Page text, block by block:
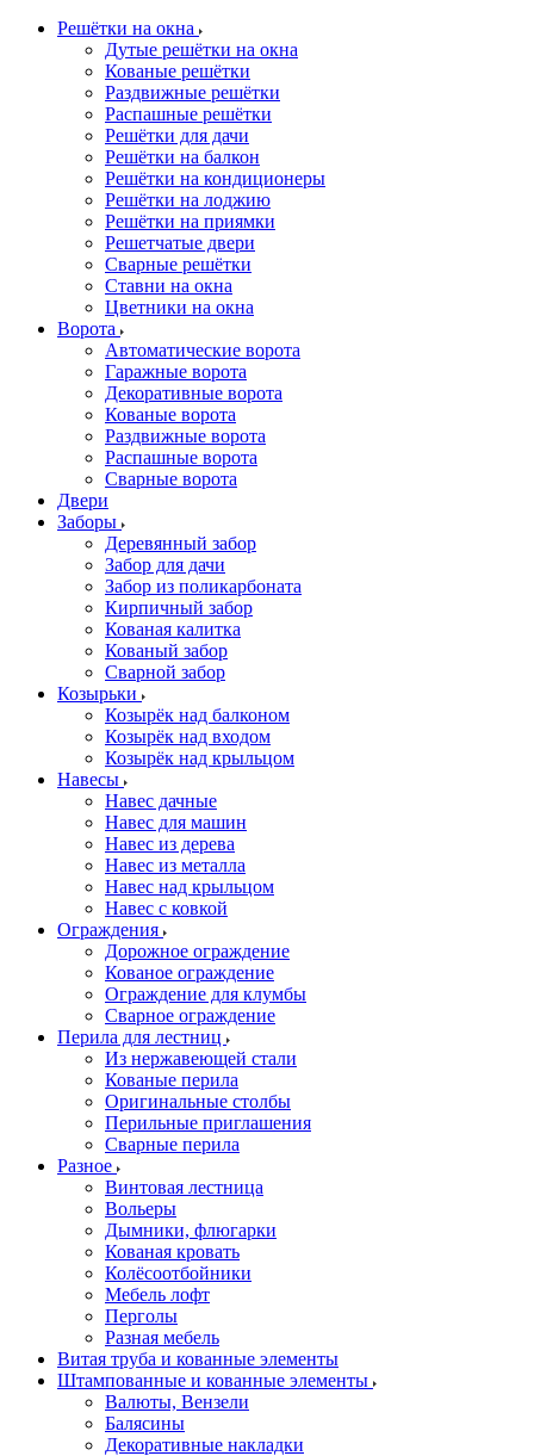
Решётки на окна
Дутые решётки на окна
Кованые решётки
Раздвижные решётки
Распашные решётки
Решётки для дачи
Решётки на балкон
Решётки на кондиционеры
Решётки на лоджию
Решётки на приямки
Решетчатые двери
Сварные решётки
Ставни на окна
Цветники на окна
Ворота
Автоматические ворота
Гаражные ворота
Декоративные ворота
Кованые ворота
Раздвижные ворота
Распашные ворота
Сварные ворота
Двери
Заборы
Деревянный забор
Забор для дачи
Забор из поликарбоната
Кирпичный забор
Кованая калитка
Кованый забор
Сварной забор
Козырьки
Козырёк над балконом
Козырёк над входом
Козырёк над крыльцом
Навесы
Навес дачные
Навес для машин
Навес из дерева
Навес из металла
Навес над крыльцом
Навес с ковкой
Ограждения
Дорожное ограждение
Кованое ограждение
Ограждение для клумбы
Сварное ограждение
Перила для лестниц
Из нержавеющей стали
Кованые перила
Оригинальные столбы
Перильные приглашения
Сварные перила
Разное
Винтовая лестница
Вольеры
Дымники, флюгарки
Кованая кровать
Колёсоотбойники
Мебель лофт
Перголы
Разная мебель
Витая труба и кованные элементы
Штампованные и кованные элементы
Валюты, Вензели
Балясины
Декоративные накладки